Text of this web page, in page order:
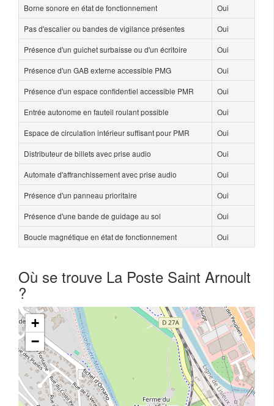
Borne sonore en état de fonctionnement
Oui
Pas d'escalier ou bandes de vigilance présentes
Oui
Présence d'un guichet surbaisse ou d'un écritoire
Oui
Présence d'un GAB externe accessible PMG
Oui
Présence d'un espace confidentiel accessible PMR
Oui
Entrée autonome en fauteil roulant possible
Oui
Espace de circulation intérieur suffisant pour PMR
Oui
Distributeur de billets avec prise audio
Oui
Automate d'affranchissement avec prise audio
Oui
Présence d'un panneau prioritaire
Oui
Présence d'une bande de guidage au sol
Oui
Boucle magnétique en état de fonctionnement
Oui
Où se trouve La Poste Saint Arnoult
?
+
−